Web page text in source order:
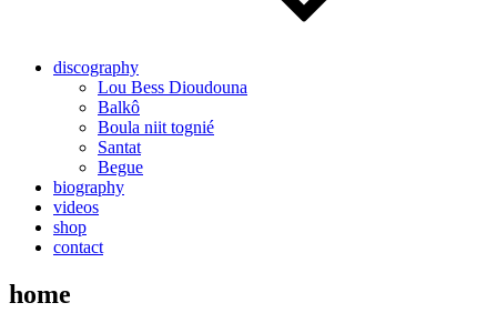
discography
Lou Bess Dioudouna
Balkô
Boula niit tognié
Santat
Begue
biography
videos
shop
contact
home